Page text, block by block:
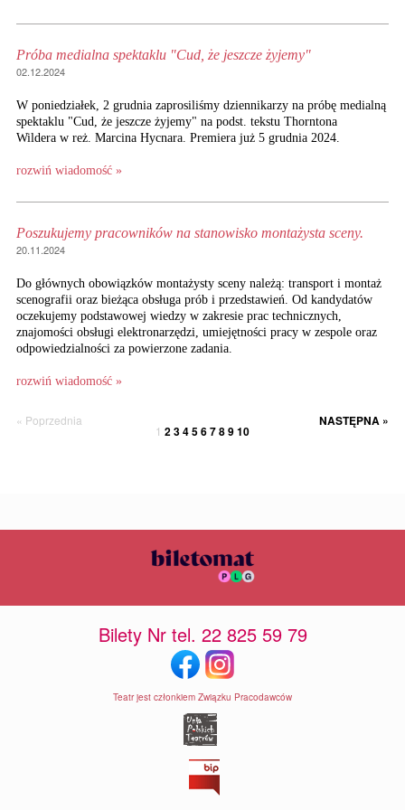
Próba medialna spektaklu "Cud, że jeszcze żyjemy"
02.12.2024
W poniedziałek, 2 grudnia zaprosiliśmy dziennikarzy na próbę medialną
spektaklu "Cud, że jeszcze żyjemy" na podst. tekstu Thorntona
Wildera w reż. Marcina Hycnara. Premiera już 5 grudnia 2024.
rozwiń wiadomość »
Poszukujemy pracowników na stanowisko montażysta sceny.
20.11.2024
Do głównych obowiązków montażysty sceny należą: transport i montaż
scenografii oraz bieżąca obsługa prób i przedstawień. Od kandydatów
oczekujemy podstawowej wiedzy w zakresie prac technicznych,
znajomości obsługi elektronarzędzi, umiejętności pracy w zespole oraz
odpowiedzialności za powierzone zadania.
rozwiń wiadomość »
« Poprzednia
1 2345678910
NASTĘPNA »
Bilety Nr tel. 22 825 59 79
Teatr jest członkiem Związku Pracodawców